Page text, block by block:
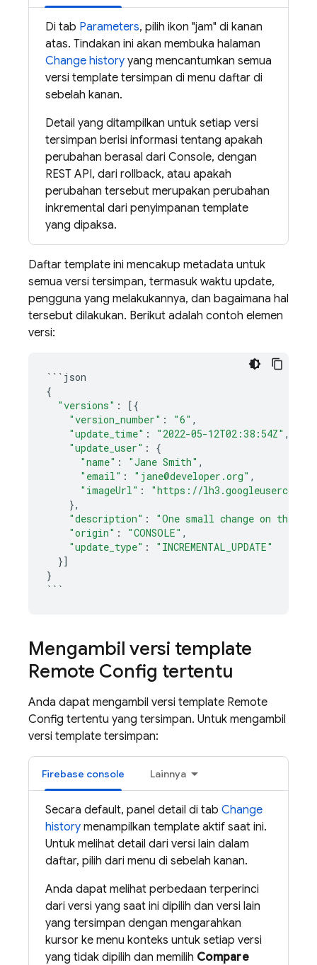
Di tab Parameters, pilih ikon "jam" di kanan
atas. Tindakan ini akan membuka halaman
Change history yang mencantumkan semua
versi template tersimpan di menu daftar di
sebelah kanan.
Detail yang ditampilkan untuk setiap versi
tersimpan berisi informasi tentang apakah
perubahan berasal dari Console, dengan
REST API, dari rollback, atau apakah
perubahan tersebut merupakan perubahan
inkremental dari penyimpanan template
yang dipaksa.
Daftar template ini mencakup metadata untuk
semua versi tersimpan, termasuk waktu update,
pengguna yang melakukannya, dan bagaimana hal
tersebut dilakukan. Berikut adalah contoh elemen
versi:
``` json
{
"versions" :
[{
"version_number" : "6" ,
"update_time" : "2022-05-12T02:38:54Z" ,
"update_user" :
{
"name" : "Jane Smith" ,
"email" : "jane@developer.org" ,
"imageUrl" :
"https://
},
"description" :
"One small change on the
"origin" : "CONSOLE" ,
"update_type" :
"INCREMENTAL_UPDATE"
}]
}
```
Mengambil versi template
Remote Config tertentu
Anda dapat mengambil versi template Remote
Config tertentu yang tersimpan. Untuk mengambil
versi template tersimpan:
Firebase console Lainnya
Secara default, panel detail di tab Change
history menampilkan template aktif saat ini.
Untuk melihat detail dari versi lain dalam
daftar, pilih dari menu di sebelah kanan.
Anda dapat melihat perbedaan terperinci
dari versi yang saat ini dipilih dan versi lain
yang tersimpan dengan mengarahkan
kursor ke menu konteks untuk setiap versi
yang tidak dipilih dan memilih Compare